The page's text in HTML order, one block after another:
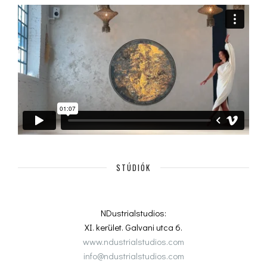
STÚDIÓK
NDustrialstudios:
XI. kerület. Galvani utca 6.
www.ndustrialstudios.com
info@ndustrialstudios.com